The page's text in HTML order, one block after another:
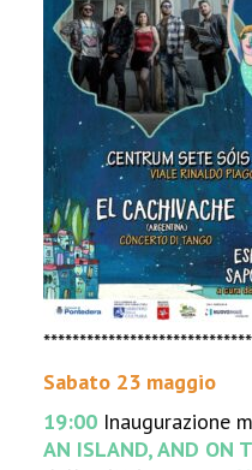
Sabato 23 maggio
19:00 Inaugurazione
AN ISLAND, AND ON